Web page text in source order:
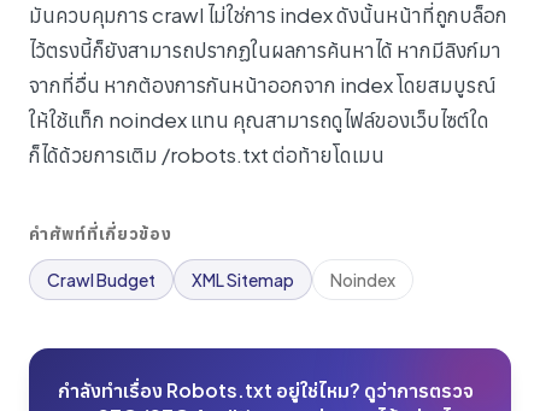
มันควบคุมการ crawl ไม่ใช่การ index ดังนั้นหน้าที่ถูกบล็อก
ไว้ตรงนี้ก็ยังสามารถปรากฏในผลการค้นหาได้ หากมีลิงก์มา
จากที่อื่น หากต้องการกันหน้าออกจาก index โดยสมบูรณ์
ให้ใช้แท็ก noindex แทน คุณสามารถดูไฟล์ของเว็บไซต์ใด
ก็ได้ด้วยการเติม /robots.txt ต่อท้ายโดเมน
คำศัพท์ที่เกี่ยวข้อง
Crawl Budget XML Sitemap Noindex
กำลังทำเรื่อง Robots.txt อยู่ใช่ไหม? ดูว่าการตรวจ